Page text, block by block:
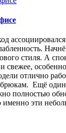
стиля. А
и свежее,
отлично
Ещё один
полностью
именно эти